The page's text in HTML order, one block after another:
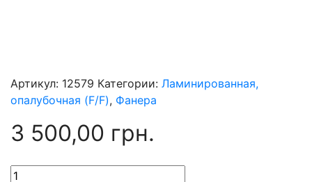
Артикул: 12579 Категории: Ламинированная,
опалубочная (F/F), Фанера
3 500,00 грн.
Количество